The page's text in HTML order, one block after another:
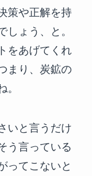
策や正解を持
しょう、と。
をあげてくれ
まり、炭鉱の
。
いと言うだけ
う言っている
ってこないと